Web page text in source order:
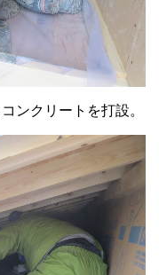
ンクリートを打設。